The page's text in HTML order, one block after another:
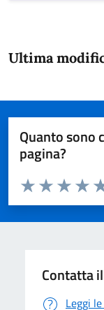
Ultima
Quanto sono
pagina?
Domanda
Valuta da 1 a 5 stelle
Valuta 3
Valuta 2
Valuta 1 stelle
Contatta
Leggi